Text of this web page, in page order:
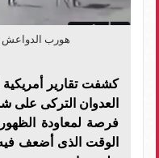
هورب
كشفت تقارير
العدوان التركى على
فرصة لمعاودة
الوقت الذى أضعف فيه